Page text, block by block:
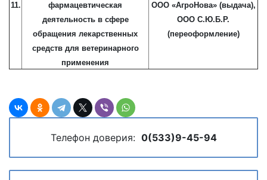
11.
фармацевтическая
деятельность в сфере
обращения лекарственных
средств для ветеринарного
применения
ООО «АгроНова» (выдача),
ООО С.Ю.Б.Р.
(переоформление)
Телефон доверия: 0(533)9-45-94